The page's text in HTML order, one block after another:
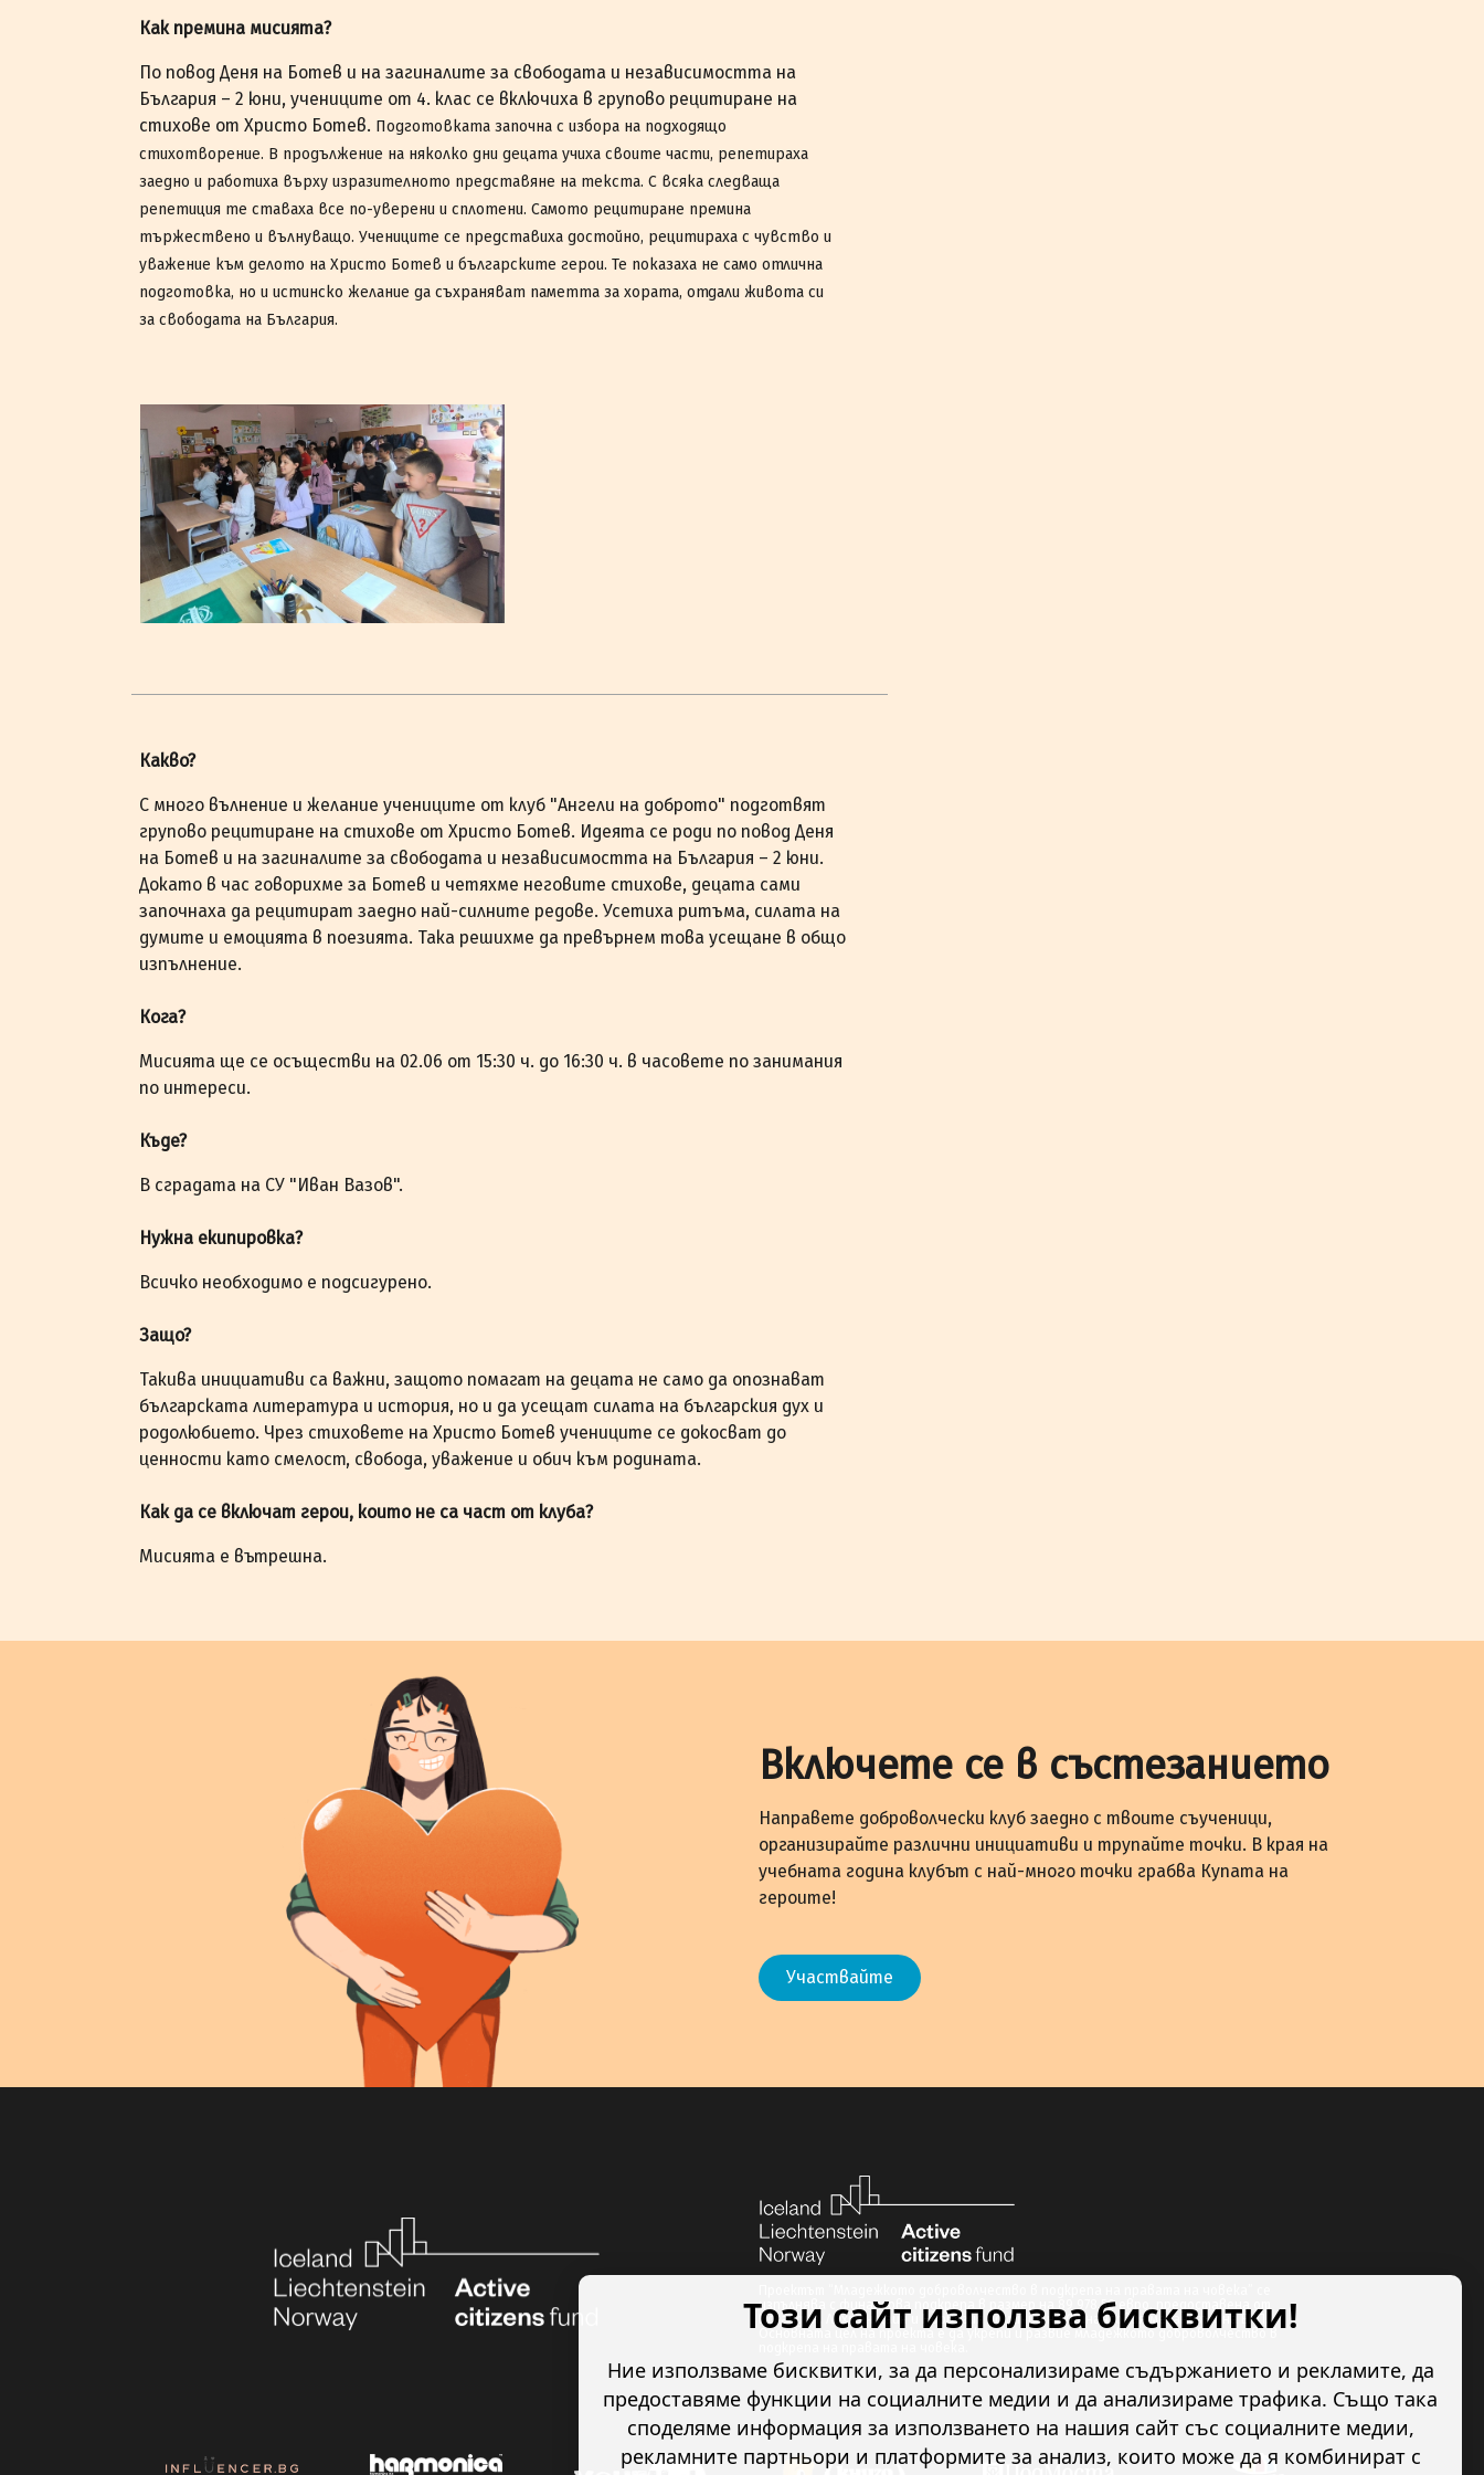
Как премина мисията?
По повод Деня на Ботев и на загиналите за свободата и независимостта на
България – 2 юни, учениците от 4. клас се включиха в групово рецитиране на
стихове от Христо Ботев. Подготовката започна с избора на подходящо
стихотворение. В продължение на няколко дни децата учиха своите части, репетираха
заедно и работиха върху изразителното представяне на текста. С всяка следваща
репетиция те ставаха все по-уверени и сплотени. Самото рецитиране премина
тържествено и вълнуващо. Учениците се представиха достойно, рецитираха с чувство и
уважение към делото на Христо Ботев и българските герои. Те показаха не само отлична
подготовка, но и истинско желание да съхраняват паметта за хората, отдали живота си
за свободата на България.
Какво?
С много вълнение и желание учениците от клуб "Ангели на доброто" подготвят
групово рецитиране на стихове от Христо Ботев. Идеята се роди по повод Деня
на Ботев и на загиналите за свободата и независимостта на България – 2 юни.
Докато в час говорихме за Ботев и четяхме неговите стихове, децата сами
започнаха да рецитират заедно най-силните редове. Усетиха ритъма, силата на
думите и емоцията в поезията. Така решихме да превърнем това усещане в общо
изпълнение.
Кога?
Мисията ще се осъществи на 02.06 от 15:30 ч. до 16:30 ч. в часовете по занимания
по интереси.
Къде?
В сградата на СУ "Иван Вазов".
Нужна екипировка?
Всичко необходимо е подсигурено.
Защо?
Такива инициативи са важни, защото помагат на децата не само да опознават
българската литература и история, но и да усещат силата на българския дух и
родолюбието. Чрез стиховете на Христо Ботев учениците се докосват до
ценности като смелост, свобода, уважение и обич към родината.
Как да се включат герои, които не са част от клуба?
Мисията е вътрешна.
Включете се в състезанието
Направете доброволчески клуб заедно с твоите съученици,
организирайте различни инициативи и трупайте точки. В края на
учебната година клубът с най-много точки грабва Купата на
героите!
Участвайте
изпълнява с финансова подкрепа в размер на 89 978.50 евро, предоставена от
Исландия, Лихтенщайн и Норвегия по линия на Финансовия механизъм на ЕИП.
Основната цел на проекта е да укрепи и развие младежкото доброволчество в
Този сайт използва бисквитки!
Ние използваме бисквитки, за да персонализираме съдържанието и рекламите, да
предоставяме функции на социалните медии и да анализираме трафика. Също така
споделяме информация за използването на нашия сайт със социалните медии,
рекламните партньори и платформите за анализ, които може да я комбинират с